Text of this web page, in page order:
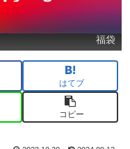
福袋
はてブ
コピー